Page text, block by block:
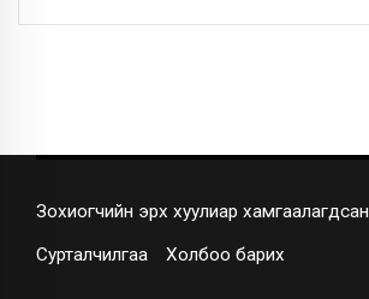
Зохиогчийн эрх хуулиар хамгаалагдсан
Сурталчилгаа Холбоо барих